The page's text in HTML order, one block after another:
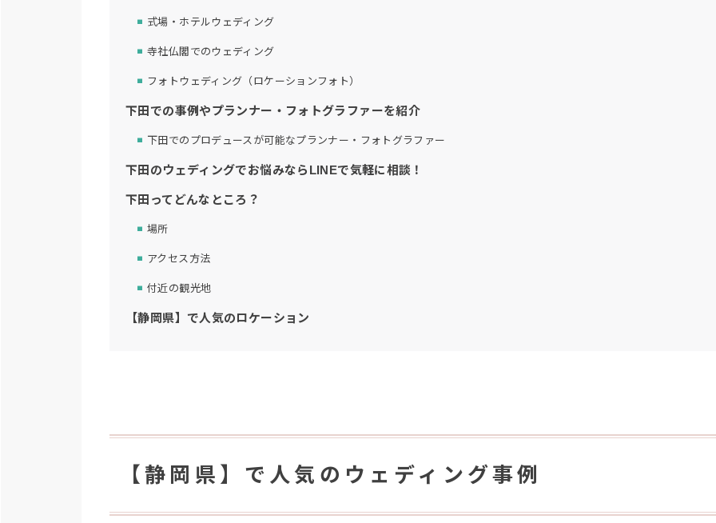
式場・ホテルウェディング
寺社仏閣でのウェディング
フォトウェディング（ロケーションフォト）
下田での事例やプランナー・フォトグラファーを紹介
下田でのプロデュースが可能なプランナー・フォトグラファー
下田のウェディングでお悩みならLINEで気軽に相談！
下田ってどんなところ？
場所
アクセス方法
付近の観光地
【静岡県】で人気のロケーション
【静岡県】で人気のウェディング事例